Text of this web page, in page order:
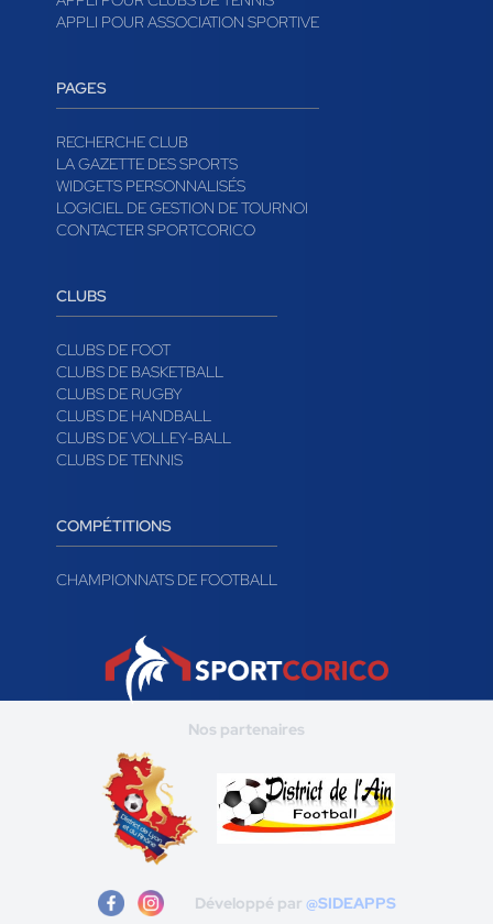
APPLI POUR CLUBS DE HAND
APPLI POUR CLUBS DE VOLLEY
PAGES
RECHERCHE CLUB
LA GAZETTE DES SPORTS
WIDGETS PERSONNALISÉS
CLUBS
CLUBS DE FOOT
CLUBS DE BASKETBALL
CLUBS DE RUGBY
CLUBS DE HANDBALL
CLUBS DE TENNIS
COMPÉTITIONS
CHAMPIONNATS DE FOOTBALL
Nos partenaires